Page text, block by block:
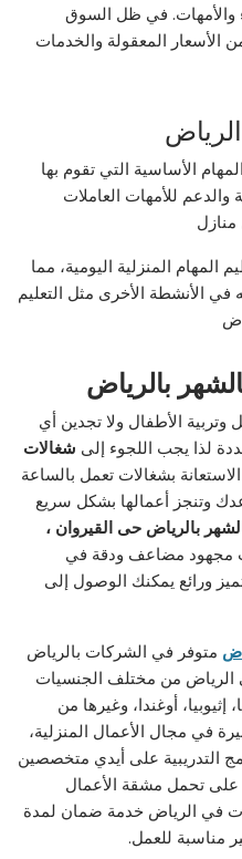
والأمهات. في ظل السوق
الأسعار المعقولة والخدمات
الأساسية التي تقوم بها
والدعم للأمهات العاملات
المهام المنزلية اليومية، مما
في الأنشطة الأخرى مثل التعليم
بالرياض
الأطفال ولا تجدين أي
لذا يجب اللجوء إلى شغالات
بشغالات تعمل بالساعة
وتنجز أعمالها بشكل سريع
بالرياض حى القيروان،
مجهود مضاعف ودقة في
ورائع يمكنك الوصول إلى
متوفر في الشركات بالرياض
الرياض من مختلف الجنسيات
إثيوبيا، أوغندا، وغيرها من
في مجال الأعمال المنزلية،
التدريبية على أيدي متخصصين
على تحمل مشقة الأعمال
في الرياض خدمة ضمان لمدة
مناسبة للعمل.